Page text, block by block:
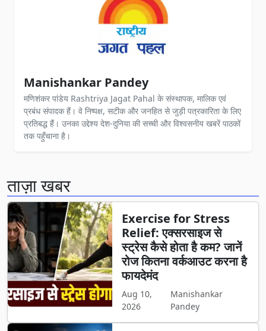
Manishankar Pandey
मणिशंकर पांडेय Rashtriya Jagat Pahal के संस्थापक, मालिक एवं
प्रबंध संपादक हैं। वे निष्पक्ष, सटीक और जनहित से जुड़ी पत्रकारिता के लिए
प्रतिबद्ध हैं। उनका उद्देश्य देश-दुनिया की सच्ची और विश्वसनीय खबरें पाठकों
तक पहुँचाना है।
ताज़ा खबर
Exercise for Stress
Relief: एक्सरसाइज से
स्ट्रेस कैसे होता है कम? जानें
रोज कितना वर्कआउट करना है
फायदेमंद
Aug 10,
2026
Manishankar
Pandey